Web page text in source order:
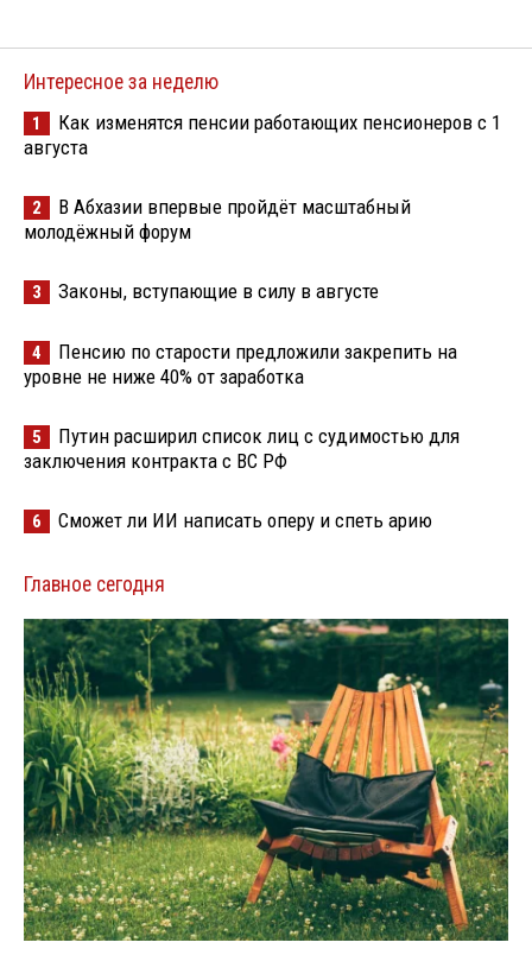
Интересное за неделю
1
Как изменятся пенсии работающих пенсионеров с 1
августа
2
В Абхазии впервые пройдёт масштабный
молодёжный форум
3 Законы, вступающие в силу в августе
4
Пенсию по старости предложили закрепить на
уровне не ниже 40% от заработка
5
Путин расширил список лиц с судимостью для
заключения контракта с ВС РФ
6 Сможет ли ИИ написать оперу и спеть арию
Главное сегодня